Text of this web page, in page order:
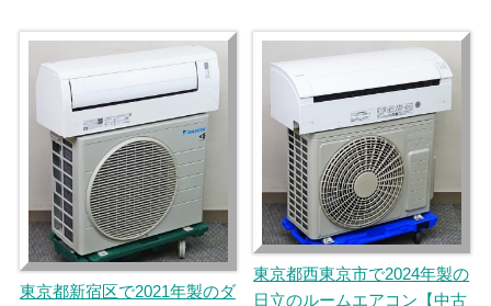
東京都新宿区で2021年製のダ
東京都西東京市で2024年製の
日立のルームエアコン【中古